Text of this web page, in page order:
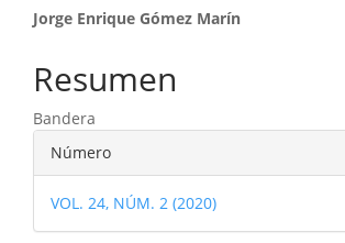
Contenido
principal
del
artículo
Jorge Enrique Gómez Marín
Resumen
Bandera
Detalles
del
artículo
Número
VOL. 24, NÚM. 2 (2020)